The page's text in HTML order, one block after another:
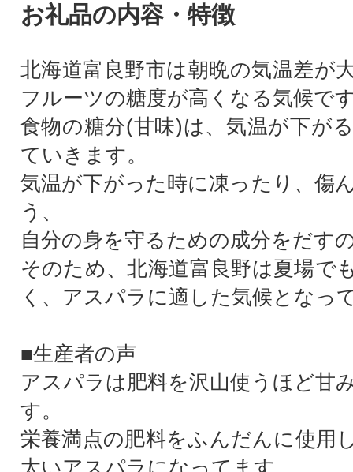
お礼品の内容・特徴
北海道富良野市は朝晩の気温差が
フルーツの糖度が高くなる気候で
食物の糖分(甘味)は、気温が下が
ていきます。
気温が下がった時に凍ったり、傷
う、
自分の身を守るための成分をだす
そのため、北海道富良野は夏場で
く、アスパラに適した気候となっ
■生産者の声
アスパラは肥料を沢山使うほど甘
す。
栄養満点の肥料をふんだんに使用
太いアスパラになってます。